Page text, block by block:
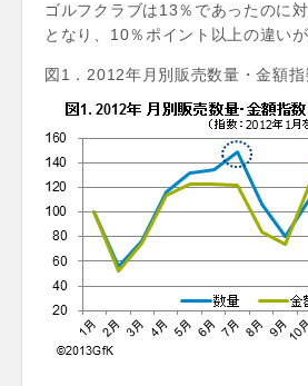
ゴルフクラブは13％であったのに
となり、10％ポイント以上の違いが
図1．2012年月別販売数量・金額指